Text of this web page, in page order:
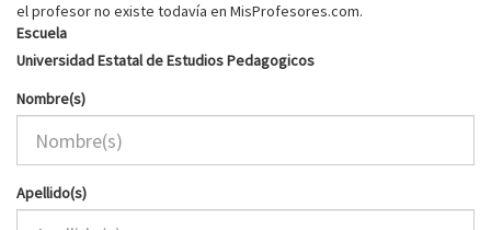
el profesor no existe todavía en MisProfesores.com.
Escuela
Universidad Estatal de Estudios Pedagogicos
Nombre(s)
Apellido(s)